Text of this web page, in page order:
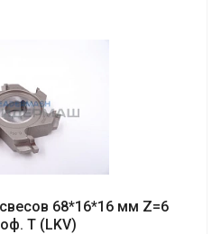
68*16*16 мм Z=6
T (LKV)